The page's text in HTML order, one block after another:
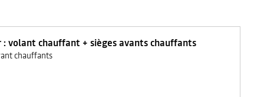
: volant chauffant + sièges avants chauffants
chauffants